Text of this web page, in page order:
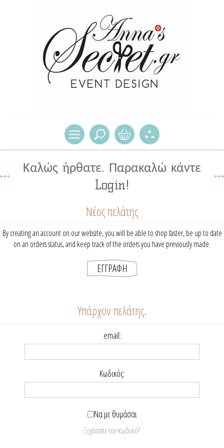
Καλώς ήρθατε. Παρακαλώ κάντε
Login!
Νέος πελάτης
By creating an account on our website, you will be able to shop faster, be up to date
on an orders status, and keep track of the orders you have previously made.
Υπάρχον πελάτης.
email:
Κωδικός:
Να με θυμάσαι
Ξεχάσατε τον κωδικό?